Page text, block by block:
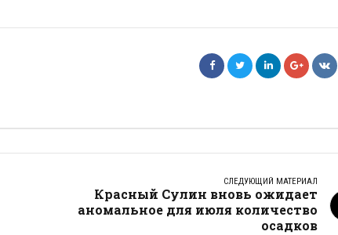
СЛЕДУЮЩИЙ МАТЕРИАЛ
Красный Сулин вновь ожидает
аномальное для июля количество
осадков